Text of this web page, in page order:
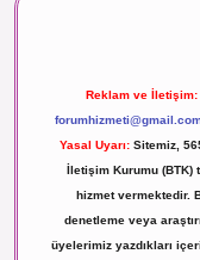
Reklam ve İletişim:
Yasal Uyarı: Sitemiz,
İletişim Kurumu (BTK)
hizmet vermektedir.
denetleme veya
üyelerimiz yazdıkları